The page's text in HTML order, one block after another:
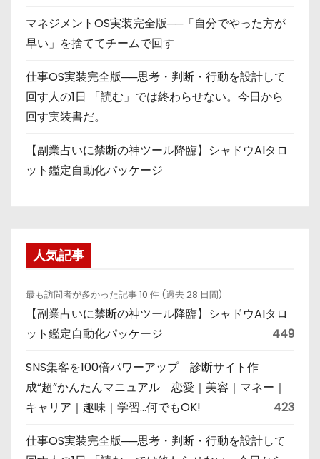
マネジメントOS実装完全版──「自分でやった方が
早い」を捨ててチームで回す
仕事OS実装完全版──思考・判断・行動を設計して
回す人の1日 「読む」では終わらせない。今日から
回す実装書だ。
【副業占いに禁断の神ツール降臨】シャドウAIタロ
ット鑑定自動化パッケージ
人気記事
最も訪問者が多かった記事 10 件 (過去 28 日間)
【副業占いに禁断の神ツール降臨】シャドウAIタロ
ット鑑定自動化パッケージ
449
SNS集客を100倍パワーアップ 診断サイト作
成“超”かんたんマニュアル 恋愛｜美容｜マネー｜
キャリア｜趣味｜学習…何でもOK!
423
仕事OS実装完全版──思考・判断・行動を設計して